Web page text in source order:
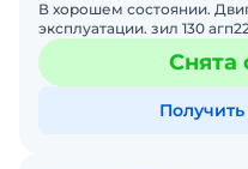
В хорошем состоянии.
эксплуатации. зил 130
Снята